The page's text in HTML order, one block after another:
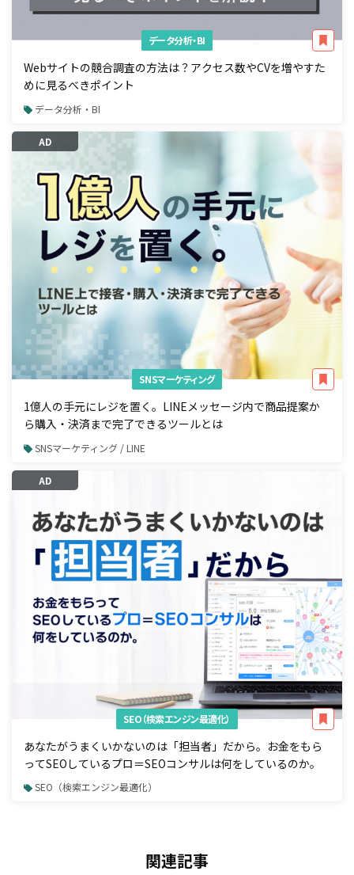
データ分析・BI
Webサイトの競合調査の方法は？アクセス数やCVを増やすた
めに見るべきポイント
データ分析・BI
AD
SNSマーケティング
1億人の手元にレジを置く。LINEメッセージ内で商品提案か
ら購入・決済まで完了できるツールとは
SNSマーケティング / LINE
AD
SEO（検索エンジン最適化）
あなたがうまくいかないのは「担当者」だから。お金をもら
ってSEOしているプロ＝SEOコンサルは何をしているのか。
SEO（検索エンジン最適化）
関連記事